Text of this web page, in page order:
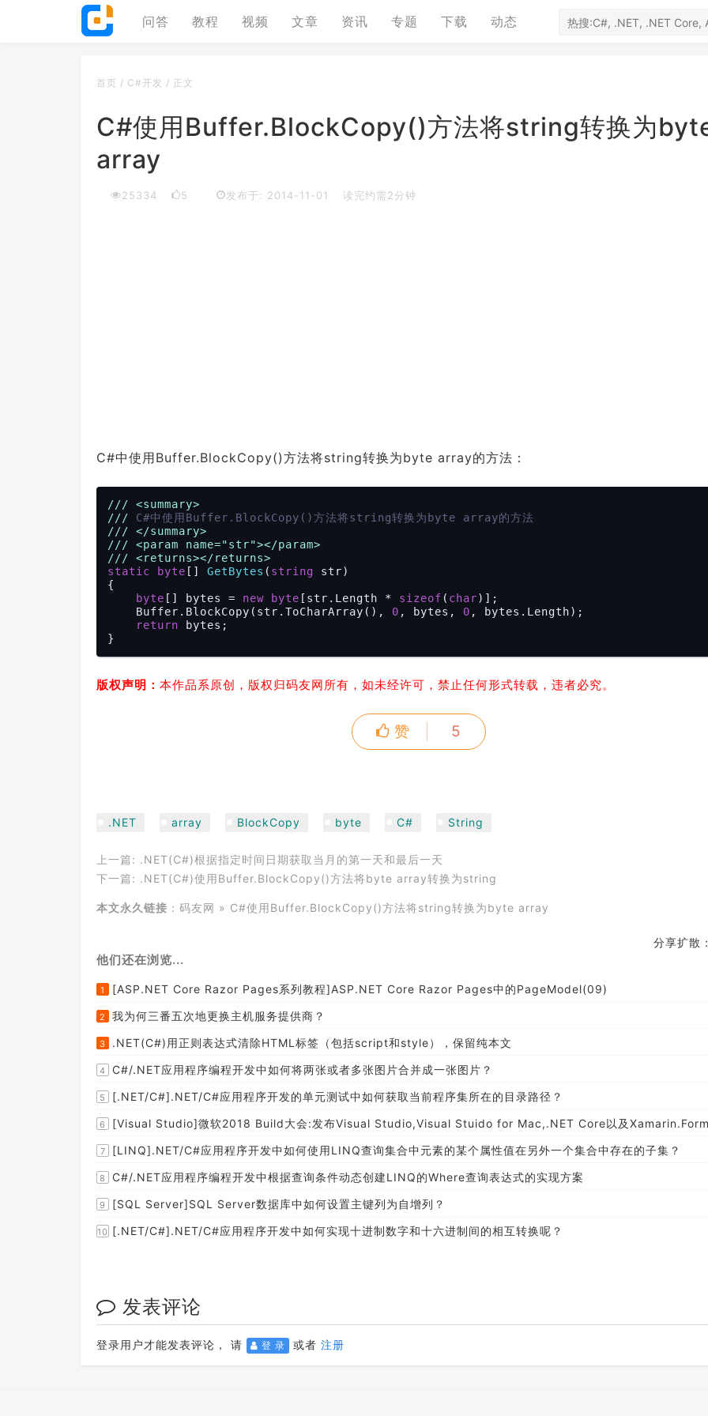
问答 教程 视频 文章 资讯 专题 下载 动态
首页 / C#开发 / 正文
C#使用Buffer.BlockCopy()方法将string转换为
array
25334 5 发布于: 2014-11-01 读完约需2分钟
C#中使用Buffer.BlockCopy()方法将string转换为byte array的方法：
///
<summary>
/// C#中使用Buffer.BlockCopy()方法将string转换为byte array的方法
///
</summary>
///
<param name="str"></param>
///
<returns></returns>
static
byte [] GetBytes ( string str
{
byte [] bytes = new byte [str.Length * sizeof ( char)];
    Buffer.BlockCopy(str.ToCharArray(),
0 , bytes, 0 , bytes.Length);
return bytes;
版权声明： 本作品系原创，版权归码友网所有，如未经许可，禁止任何形式转载，违者必究。
赞 5
.NET array BlockCopy byte C# String
上一篇: .NET(C#)根据指定时间日期获取当月的第一天和最后一天
下一篇: .NET(C#)使用Buffer.BlockCopy()方法将byte array转换为string
本文永久链接 ： 码友网 » C#使用Buffer.BlockCopy()方法将string转换为byte array
分享扩散
他们还在浏览...
1 [ASP.NET Core Razor Pages系列教程]ASP.NET Core Razor Pages中的PageModel(09)
2 我为何三番五次地更换主机服务提供商？
3 .NET(C#)用正则表达式清除HTML标签（包括script和style），保留纯本文
4 C#/.NET应用程序编程开发中如何将两张或者多张图片合并成一张图片？
5 [.NET/C#].NET/C#应用程序开发的单元测试中如何获取当前程序集所在的目录路径？
6 [Visual Studio]微软2018 Build大会:发布Visual Studio,Visual Stuido for Mac,.NET Core以及Xamarin.Forms的最新版本及
7 [LINQ].NET/C#应用程序开发中如何使用LINQ查询集合中元素的某个属性值在另外一个集合中存在的子集？
8 C#/.NET应用程序编程开发中根据查询条件动态创建LINQ的Where查询表达式的实现方案
9 [SQL Server]SQL Server数据库中如何设置主键列为自增列？
10 [.NET/C#].NET/C#应用程序开发中如何实现十进制数字和十六进制间的相互转换呢？
发表评论
登录用户才能发表评论， 请 登 录 或者 注册